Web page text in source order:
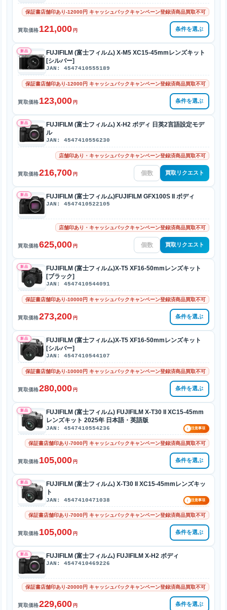
保証書店舗印あり-12000円 キャッシュバックキャンペーン登録済商品買取不可
買取価格121,000 円 条件を選ぶ
新品
FUJIFILM (富士フィルム) X-M5 XC15-45mmレンズキット
[シルバー]
JAN: 4547410555189
保証書店舗印あり-12000円 キャッシュバックキャンペーン登録済商品買取不可
買取価格123,000 円 条件を選ぶ
新品
FUJIFILM (富士フィルム) X-H2 ボディ 日英2言語設定モデ
ル
JAN: 4547410556230
店舗印あり・キャッシュバックキャンペーン登録済商品買取不可
買取価格216,700 円 買取リクエスト
新品 FUJIFILM (富士フィルム)FUJIFILM GFX100S II ボディ
JAN: 4547410522105
店舗印あり・キャッシュバックキャンペーン登録済商品買取不可
買取価格625,000 円 買取リクエスト
新品
FUJIFILM (富士フィルム)X-T5 XF16-50mmレンズキット
[ブラック]
JAN: 4547410544091
保証書店舗印あり-10000円 キャッシュバックキャンペーン登録済商品買取不可
買取価格273,200 円 条件を選ぶ
新品
FUJIFILM (富士フィルム)X-T5 XF16-50mmレンズキット
[シルバー]
JAN: 4547410544107
保証書店舗印あり-10000円 キャッシュバックキャンペーン登録済商品買取不可
買取価格280,000 円 条件を選ぶ
新品
FUJIFILM (富士フィルム) FUJIFILM X-T30 II XC15-45mm
レンズキット 2025年 日本語・英語版
JAN: 4547410554236 ! 注意事項
保証書店舗印あり-7000円 キャッシュバックキャンペーン登録済商品買取不可
買取価格105,000 円 条件を選ぶ
新品
FUJIFILM (富士フィルム) X-T30 II XC15-45mmレンズキッ
ト
JAN: 4547410471038 ! 注意事項
保証書店舗印あり-7000円 キャッシュバックキャンペーン登録済商品買取不可
買取価格105,000 円 条件を選ぶ
新品 FUJIFILM (富士フィルム) FUJIFILM X-H2 ボディ
JAN: 4547410469226
保証書店舗印あり-20000円 キャッシュバックキャンペーン登録済商品買取不可
買取価格229,600 円 条件を選ぶ